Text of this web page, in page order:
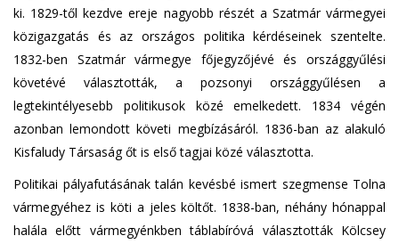
ki. 1829-től kezdve ereje nagyobb részét a Szatmár vármegyei
közigazgatás és az országos politika kérdéseinek szentelte.
1832-ben Szatmár vármegye főjegyzőjévé és országgyűlési
követévé választották, a pozsonyi országgyűlésen a
legtekintélyesebb politikusok közé emelkedett. 1834 végén
azonban lemondott követi megbízásáról. 1836-ban az alakuló
Kisfaludy Társaság őt is első tagjai közé választotta.
Politikai pályafutásának talán kevésbé ismert szegmense Tolna
vármegyéhez is köti a jeles költőt. 1838-ban, néhány hónappal
halála előtt vármegyénkben táblabíróvá választották Kölcsey